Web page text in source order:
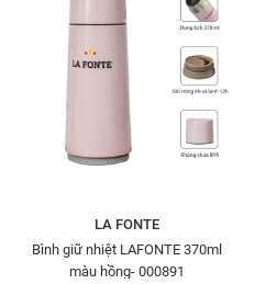
LA FONTE
Bình giữ nhiệt LAFONTE 370ml
màu hồng- 000891